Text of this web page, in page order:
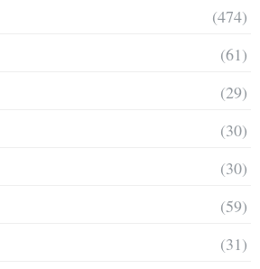
(474)
(61)
(29)
(30)
(30)
(59)
(31)